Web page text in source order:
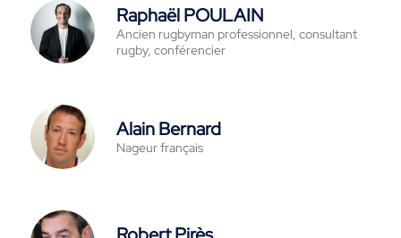
Raphaël POULAIN
Ancien rugbyman professionnel, consultant
rugby, conférencier
Alain Bernard
Nageur français